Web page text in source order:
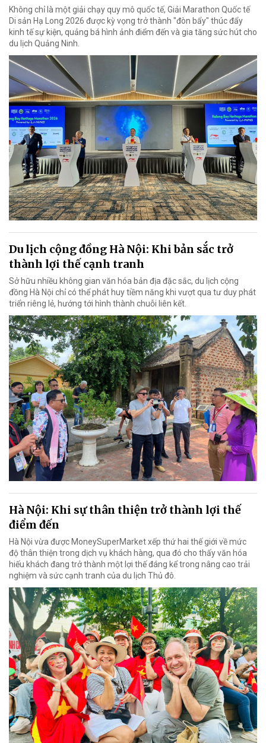
Không chỉ là một giải chạy quy mô quốc tế, Giải Marathon Quốc tế
Di sản Hạ Long 2026 được kỳ vọng trở thành "đòn bẩy" thúc đẩy
kinh tế sự kiện, quảng bá hình ảnh điểm đến và gia tăng sức hút cho
du lịch Quảng Ninh.
Du lịch cộng đồng Hà Nội: Khi bản sắc trở
thành lợi thế cạnh tranh
Sở hữu nhiều không gian văn hóa bản địa đặc sắc, du lịch cộng
đồng Hà Nội chỉ có thể phát huy tiềm năng khi vượt qua tư duy phát
triển riêng lẻ, hướng tới hình thành chuỗi liên kết.
Hà Nội: Khi sự thân thiện trở thành lợi thế
điểm đến
Hà Nội vừa được MoneySuperMarket xếp thứ hai thế giới về mức
độ thân thiện trong dịch vụ khách hàng, qua đó cho thấy văn hóa
hiếu khách đang trở thành một lợi thế đáng kể trong nâng cao trải
nghiệm và sức cạnh tranh của du lịch Thủ đô.